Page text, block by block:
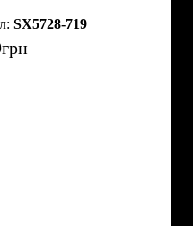
SX5728-719
грн